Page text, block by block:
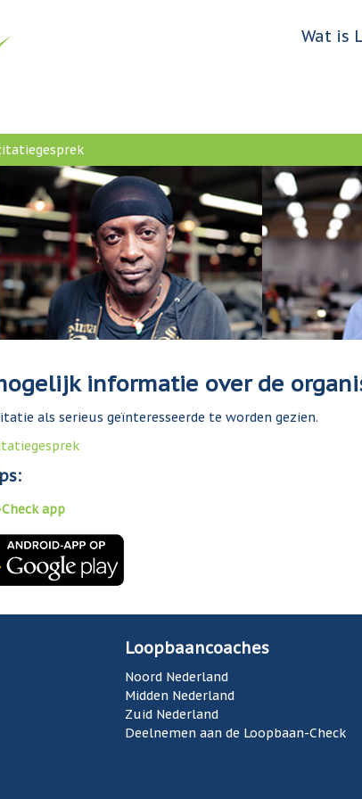
d
m
e
n
u
Wat is
informatie over de
als serieus geïnteresseerde te worden gezien.
app
Loopbaancoaches
Noord Nederland
Midden Nederland
Zuid Nederland
Deelnemen aan de Loopbaan-Check